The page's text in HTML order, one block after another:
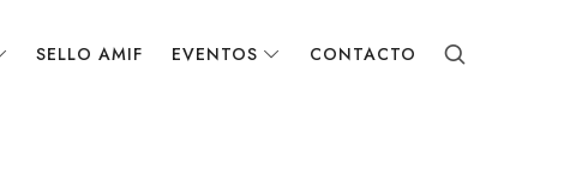
SELLO AMIF EVENTOS CONTACTO